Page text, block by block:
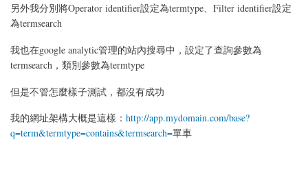
另外我分別將Operator identifier設定為termtype、Filter identifier設定
為termsearch
我也在google analytic管理的站內搜尋中，設定了查詢參數為
termsearch，類別參數為termtype
但是不管怎麼樣子測試，都沒有成功
我的網址架構大概是這樣： http://app.mydomain.com/base?
q=term&termtype=contains&termsearch=單車